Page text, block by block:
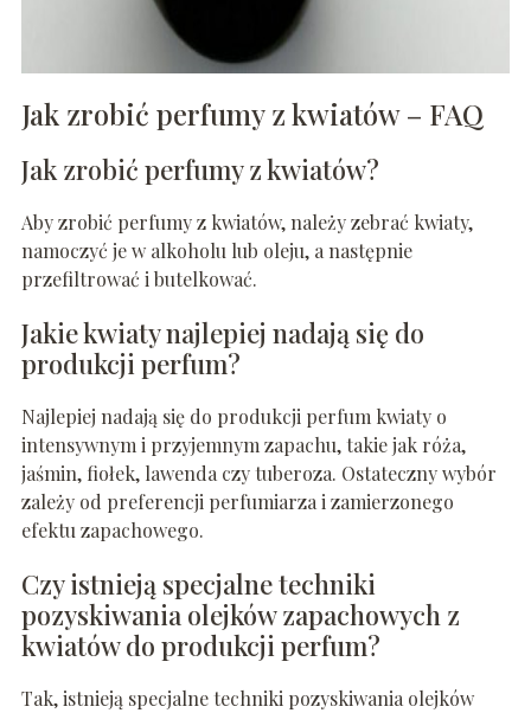
Jak zrobić perfumy z kwiatów – FAQ
Jak zrobić perfumy z kwiatów?
Aby zrobić perfumy z kwiatów, należy zebrać kwiaty,
namoczyć je w alkoholu lub oleju, a następnie
przefiltrować i butelkować.
Jakie kwiaty najlepiej nadają się do
produkcji perfum?
Najlepiej nadają się do produkcji perfum kwiaty o
intensywnym i przyjemnym zapachu, takie jak róża,
jaśmin, fiołek, lawenda czy tuberoza. Ostateczny wybór
zależy od preferencji perfumiarza i zamierzonego
efektu zapachowego.
Czy istnieją specjalne techniki
pozyskiwania olejków zapachowych z
kwiatów do produkcji perfum?
Tak, istnieją specjalne techniki pozyskiwania olejków